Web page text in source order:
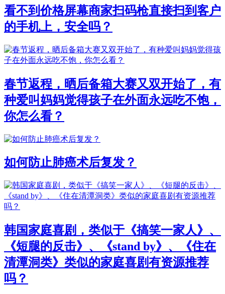
看不到价格屏幕商家扫码枪直接扫到客户
的手机上，安全吗？
春节返程，晒后备箱大赛又双开始了，有
种爱叫妈妈觉得孩子在外面永远吃不饱，
你怎么看？
如何防止肺癌术后复发？
韩国家庭喜剧，类似于《搞笑一家人》、
《短腿的反击》、《stand by》、《住在
清潭洞类》类似的家庭喜剧有资源推荐
吗？